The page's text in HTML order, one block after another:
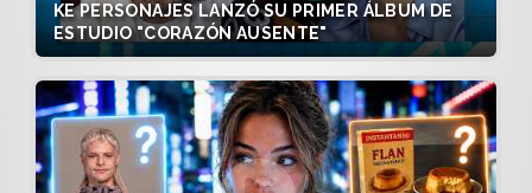
KE PERSONAJES LANZÓ SU PRIMER ÁLBUM DE
ESTUDIO "CORAZÓN AUSENTE"